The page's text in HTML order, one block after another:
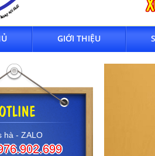
GIỚI THIỆU
hà - ZALO